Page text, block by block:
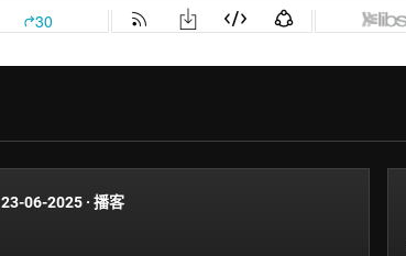
23-06-2025 · 播客